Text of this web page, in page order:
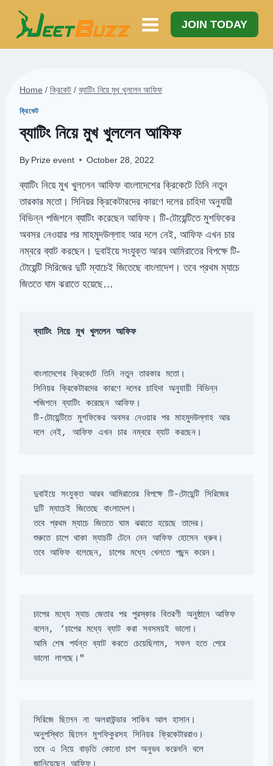
Skip
content
JOIN TODAY
Home / ক্রিকেট / ব্যাটিং নিয়ে মুখ খুললেন আফিফ
ক্রিকেট
ব্যাটিং নিয়ে মুখ খুললেন আফিফ
By Prize event October 28, 2022
ব্যাটিং নিয়ে মুখ খুললেন আফিফ বাংলাদেশের ক্রিকেটে তিনি নতুন
তারকার মতো। সিনিয়র ক্রিকেটারদের কারণে দলের চাহিদা অনুযায়ী
বিভিন্ন পজিশনে ব্যাটিং করেছেন আফিফ। টি-টোয়েন্টিতে মুশফিকের
অবসর নেওয়ার পর মাহমুদউল্লাহ আর দলে নেই, আফিফ এখন চার
নম্বরে ব্যাট করছেন। দুবাইয়ে সংযুক্ত আরব আমিরাতের বিপক্ষে টি-
টোয়েন্টি সিরিজের দুটি ম্যাচেই জিতেছে বাংলাদেশ। তবে প্রথম ম্যাচে
জিততে ঘাম ঝরাতে হয়েছে…
ব্যাটিং নিয়ে মুখ খুললেন আফিফ
সিনিয়র ক্রিকেটারদের কারণে দলের চাহিদা অনুযায়ী বিভিন্ন
পজিশনে ব্যাটিং করেছেন আফিফ।
টি-টোয়েন্টিতে মুশফিকের অবসর নেওয়ার পর মাহমুদউল্লাহ আর
দলে নেই, আফিফ এখন চার নম্বরে ব্যাট করছেন।
দুবাইয়ে সংযুক্ত আরব আমিরাতের বিপক্ষে টি-টোয়েন্টি সিরিজের
তবে আফিফ বলেছেন, চাপের মধ্যে খেলতে পছন্দ করেন।
চাপের মধ্যে ম্যাচ জেতার পর পুরস্কার বিতরণী অনুষ্ঠানে আফিফ
আমি শেষ পর্যন্ত ব্যাট করতে চেয়েছিলাম, সফল হতে পেরে
ভালো লাগছে।"
তবে এ নিয়ে বাড়তি কোনো চাপ অনুভব করেননি বলে